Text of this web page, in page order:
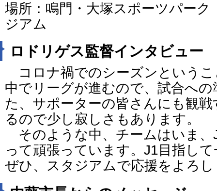
場所：鳴門・大塚スポーツパー
ジアム
ロドリゲス監督インタビュー
コロナ禍でのシーズンというこ
中でリーグが進むので、試合へ
た、サポーターの皆さんにも観
るので少し寂しさもあります。
そのような中、チームはいま、
って頑張っています。J1目指し
ぜひ、スタジアムで応援をよろ